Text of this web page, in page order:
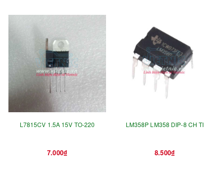
L7815CV 1.5A 15V TO-220
7.000₫
LM358P LM358 DIP-8 CH TI
8.500₫